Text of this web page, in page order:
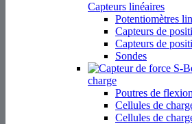
Capteurs linéaires
Potentiomètres
Capteurs de
Capteurs de
Sondes
charge
Poutres de flexion
Cellules de
Cellules de